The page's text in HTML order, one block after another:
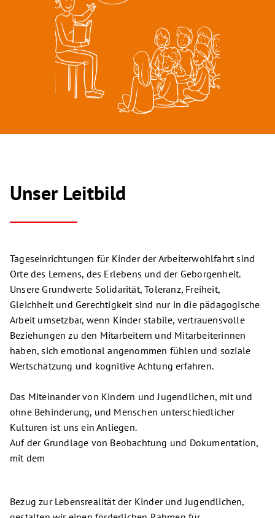
Unser Leitbild
Tageseinrichtungen für Kinder der Arbeiterwohlfahrt sind
Orte des Lernens, des Erlebens und der Geborgenheit.
Unsere Grundwerte Solidarität, Toleranz, Freiheit,
Gleichheit und Gerechtigkeit sind nur in die pädagogische
Arbeit umsetzbar, wenn Kinder stabile, vertrauensvolle
Beziehungen zu den Mitarbeitern und Mitarbeiterinnen
haben, sich emotional angenommen fühlen und soziale
Wertschätzung und kognitive Achtung erfahren.
Das Miteinander von Kindern und Jugendlichen, mit und
ohne Behinderung, und Menschen unterschiedlicher
Kulturen ist uns ein Anliegen.
Auf der Grundlage von Beobachtung und Dokumentation,
mit dem
Bezug zur Lebensrealität der Kinder und Jugendlichen,